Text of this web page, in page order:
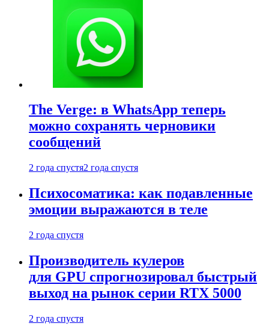
The Verge: в WhatsApp теперь
можно сохранять черновики
сообщений
2 года спустя2 года спустя
Психосоматика: как подавленные
эмоции выражаются в теле
2 года спустя
Производитель кулеров
для GPU спрогнозировал быстрый
выход на рынок серии RTX 5000
2 года спустя